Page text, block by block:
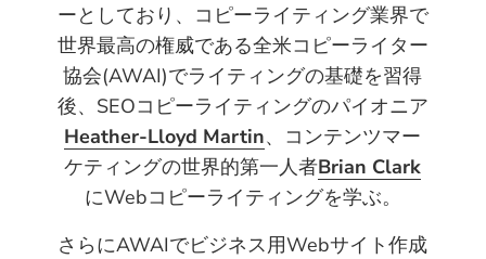
ーとしており、コピーライティング業界で
世界最高の権威である全米コピーライター
協会(AWAI)でライティングの基礎を習得
後、SEOコピーライティングのパイオニア
Heather-Lloyd Martin、コンテンツマー
ケティングの世界的第一人者Brian Clark
にWebコピーライティングを学ぶ。
さらにAWAIでビジネス用Webサイト作成